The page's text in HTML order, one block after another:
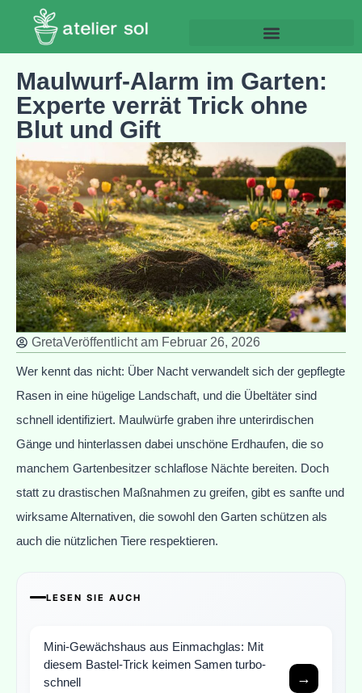
Maulwurf-Alarm im Garten:
Experte verrät Trick ohne
Blut und Gift
GretaVeröffentlicht am Februar 26, 2026
Wer kennt das nicht: Über Nacht verwandelt sich der gepflegte
Rasen in eine hügelige Landschaft, und die Übeltäter sind
schnell identifiziert. Maulwürfe graben ihre unterirdischen
Gänge und hinterlassen dabei unschöne Erdhaufen, die so
manchem Gartenbesitzer schlaflose Nächte bereiten. Doch
statt zu drastischen Maßnahmen zu greifen, gibt es sanfte und
wirksame Alternativen, die sowohl den Garten schützen als
auch die nützlichen Tiere respektieren.
LESEN SIE AUCH
Mini-Gewächshaus aus Einmachglas: Mit
diesem Bastel-Trick keimen Samen turbo-
schnell
→